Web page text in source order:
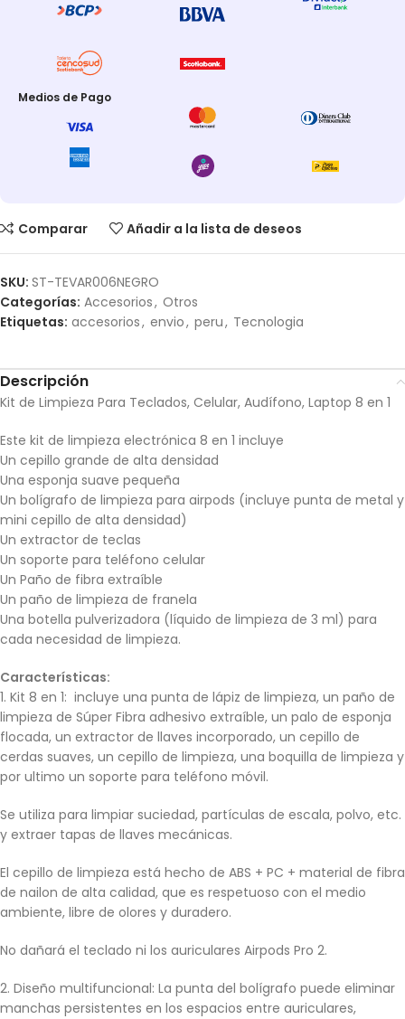
Medios de Pago
Comparar Añadir a la lista de deseos
SKU: ST-TEVAR006NEGRO
Categorías: Accesorios, Otros
Etiquetas: accesorios, envio, peru, Tecnologia
Descripción
Kit de Limpieza Para Teclados, Celular, Audífono, Laptop 8 en 1
Este kit de limpieza electrónica 8 en 1 incluye
Un cepillo grande de alta densidad
Una esponja suave pequeña
Un bolígrafo de limpieza para airpods (incluye punta de metal y
mini cepillo de alta densidad)
Un extractor de teclas
Un soporte para teléfono celular
Un Paño de fibra extraíble
Un paño de limpieza de franela
Una botella pulverizadora (líquido de limpieza de 3 ml) para
cada necesidad de limpieza.
Características:
1. Kit 8 en 1: incluye una punta de lápiz de limpieza, un paño de
limpieza de Súper Fibra adhesivo extraíble, un palo de esponja
flocada, un extractor de llaves incorporado, un cepillo de
cerdas suaves, un cepillo de limpieza, una boquilla de limpieza y
por ultimo un soporte para teléfono móvil.
Se utiliza para limpiar suciedad, partículas de escala, polvo, etc.
y extraer tapas de llaves mecánicas.
El cepillo de limpieza está hecho de ABS + PC + material de fibra
de nailon de alta calidad, que es respetuoso con el medio
ambiente, libre de olores y duradero.
No dañará el teclado ni los auriculares Airpods Pro 2.
2. Diseño multifuncional: La punta del bolígrafo puede eliminar
manchas persistentes en los espacios entre auriculares,